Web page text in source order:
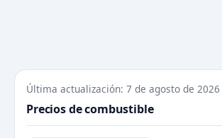
Última actualización: 7 de agosto de 2026
Precios de combustible